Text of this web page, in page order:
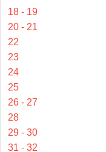
18 - 19
20 - 21
22
23
24
25
26 - 27
28
29 - 30
31 - 32